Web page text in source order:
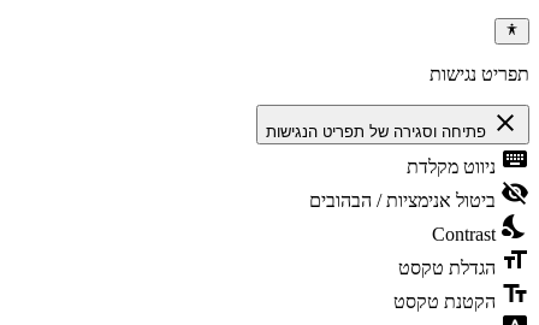
תפריט נגישות
close פתיחה וסגירה של תפריט הנגישות
keyboard ניווט מקלדת
visibility_off ביטול אנימציות / הבהובים
nights_stay
Contrast
format_size הגדלת טקסט
text_fields הקטנת טקסט